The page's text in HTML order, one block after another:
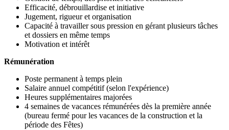
Efficacité, débrouillardise et initiative
Jugement, rigueur et organisation
Capacité à travailler sous pression en gérant plusieurs tâches
et dossiers en même temps
Motivation et intérêt
Rémunération
Poste permanent à temps plein
Salaire annuel compétitif (selon l'expérience)
Heures supplémentaires majorées
4 semaines de vacances rémunérées dès la première année
(bureau fermé pour les vacances de la construction et la
période des Fêtes)